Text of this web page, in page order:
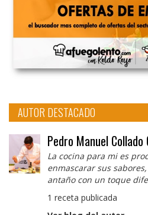
AUTOR DESTACADO
Pedro Manuel Collado
La cocina para mi es
enmascarar sus
antaño con un toque
1 receta publicada